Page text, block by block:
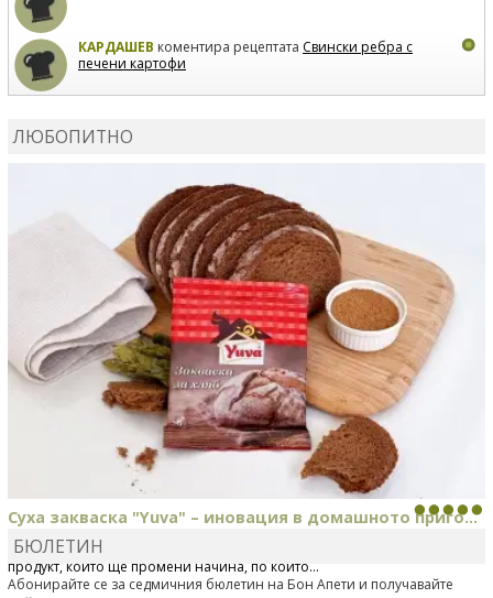
КАРДАШЕВ коментира рецептата Свински ребра с
печени картофи
ЛЮБОПИТНО
Суха закваска "Yuva" – иновация в домашното приго...
Отскоро Лесафр България стартира предлагането на изцяло нов
продукт, който ще промени начина, по който...
БЮЛЕТИН
Абонирайте се за седмичния бюлетин на Бон Апети и получавайте